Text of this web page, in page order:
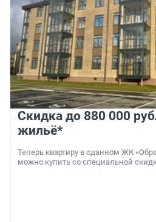
Скидка до 880 000
жильё*
Теперь квартиру в сданном ЖК
можно купить со специальной